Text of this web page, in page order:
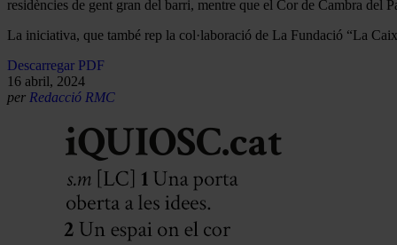
residències de gent gran del barri, mentre que el Cor de Cambra del
La iniciativa, que també rep la col·laboració de La Fundació “La
Descarregar PDF
16 abril, 2024
per Redacció RMC